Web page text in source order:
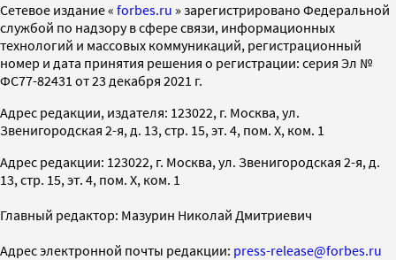
Cетевое издание « forbes.ru » зарегистрировано Федеральной
службой по надзору в сфере связи, информационных
технологий и массовых коммуникаций, регистрационный
номер и дата принятия решения о регистрации: серия Эл №
ФС77-82431 от 23 декабря 2021 г.
Адрес редакции, издателя: 123022, г. Москва, ул.
Звенигородская 2-я, д. 13, стр. 15, эт. 4, пом. X, ком. 1
Адрес редакции: 123022, г. Москва, ул. Звенигородская 2-я, д.
13, стр. 15, эт. 4, пом. X, ком. 1
Главный редактор: Мазурин Николай Дмитриевич
Адрес электронной почты редакции: press-release@forbes.ru